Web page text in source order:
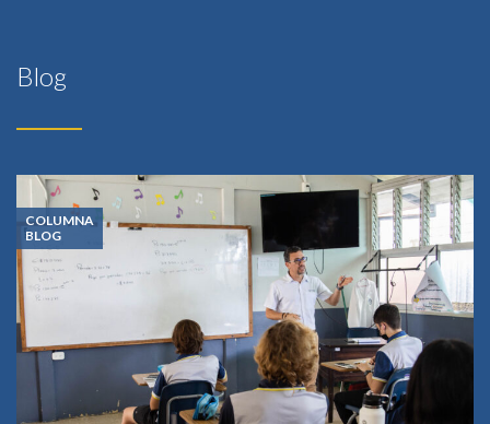
Blog
COLUMNA
BLOG